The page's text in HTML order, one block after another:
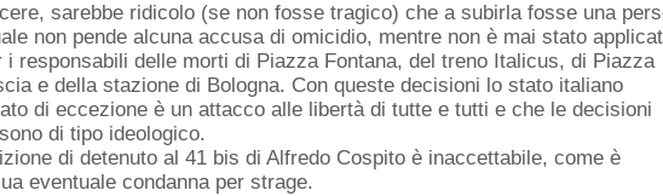
sarebbe ridicolo (se non fosse tragico) che a subirla fosse una
non pende alcuna accusa di omicidio, mentre non è mai stato
i responsabili delle morti di Piazza Fontana, del treno Italicus, di Piazza
e della stazione di Bologna. Con queste decisioni lo stato italiano
di eccezione è un attacco alle libertà di tutte e tutti e che le decisioni
di tipo ideologico.
di detenuto al 41 bis di Alfredo Cospito è inaccettabile, come è
eventuale condanna per strage.